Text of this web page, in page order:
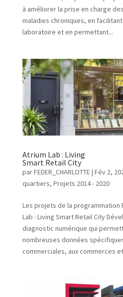
à améliorer la prise en charge
maladies chroniques, en
laboratoire et en permettant...
Atrium Lab : Living
Smart Retail City
parFEDER_CHARLOTTE| Fév 2,
quartiers, Projets 2014 - 2020
Les projets de la programmation
Lab : Living Smart Retail City
diagnostic numérique qui
nombreuses données
commerciales, aux commerces